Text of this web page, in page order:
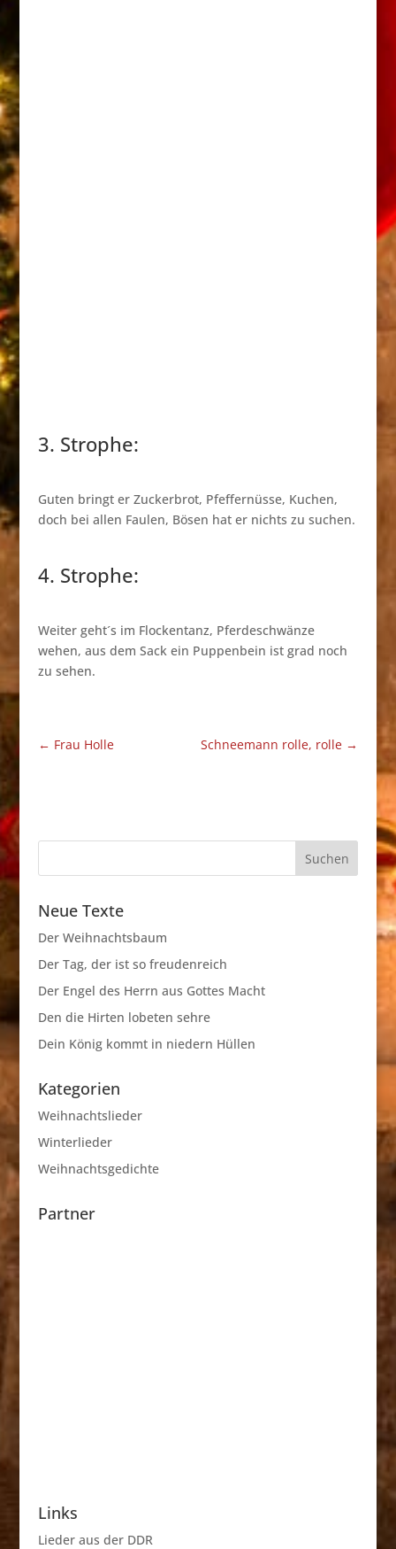
3. Strophe:
Guten bringt er Zuckerbrot, Pfeffernüsse, Kuchen,
doch bei allen Faulen, Bösen hat er nichts zu suchen.
4. Strophe:
Weiter geht´s im Flockentanz, Pferdeschwänze
wehen, aus dem Sack ein Puppenbein ist grad noch
zu sehen.
← Frau Holle Schneemann rolle, rolle →
Neue Texte
Der Weihnachtsbaum
Der Tag, der ist so freudenreich
Der Engel des Herrn aus Gottes Macht
Den die Hirten lobeten sehre
Dein König kommt in niedern Hüllen
Kategorien
Weihnachtslieder
Winterlieder
Weihnachtsgedichte
Partner
Links
Lieder aus der DDR